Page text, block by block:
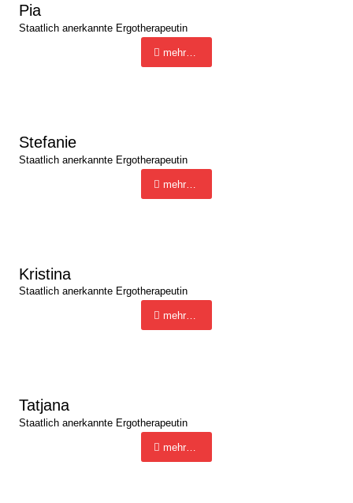
Pia
Staatlich anerkannte Ergotherapeutin
mehr…
Stefanie
Staatlich anerkannte Ergotherapeutin
mehr…
Kristina
Staatlich anerkannte Ergotherapeutin
mehr…
Tatjana
Staatlich anerkannte Ergotherapeutin
mehr…